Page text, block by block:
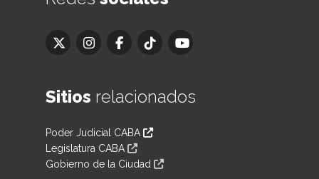
Sitios relacionados
Poder Judicial CABA
Legislatura CABA
Gobierno de la Ciudad